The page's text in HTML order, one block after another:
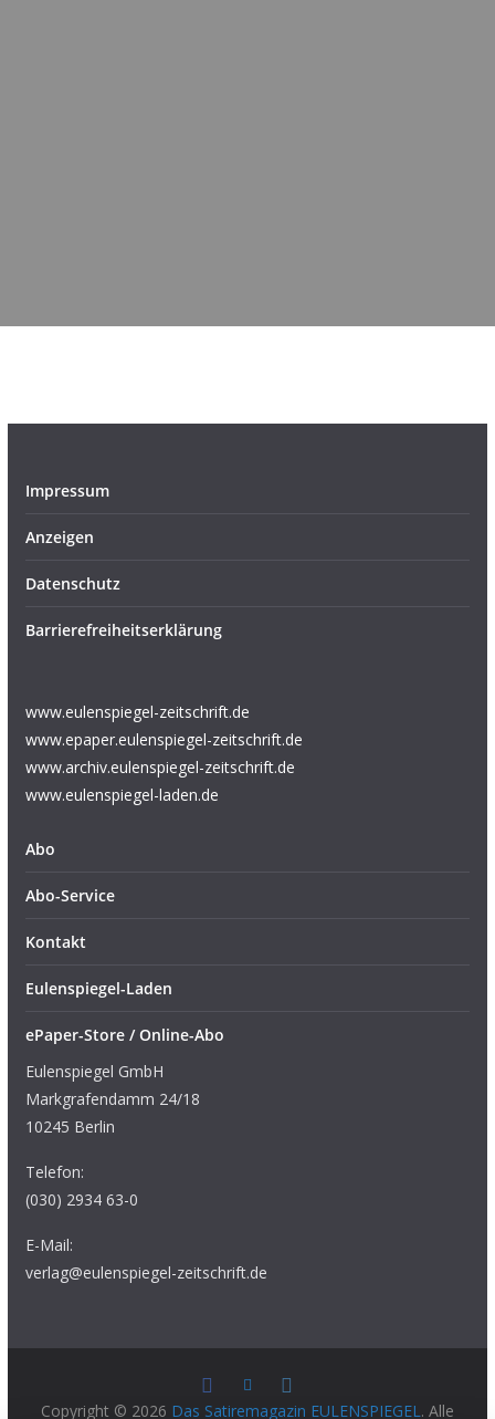
Impressum
Anzeigen
Datenschutz
Barrierefreiheitserklärung
www.eulenspiegel-zeitschrift.de
www.epaper.eulenspiegel-zeitschrift.de
www.archiv.eulenspiegel-zeitschrift.de
www.eulenspiegel-laden.de
Abo
Abo-Service
Kontakt
Eulenspiegel-Laden
ePaper-Store / Online-Abo
Eulenspiegel GmbH
Markgrafendamm 24/18
10245 Berlin
Telefon:
(030) 2934 63-0
E-Mail:
verlag@eulenspiegel-zeitschrift.de
Copyright © 2026 Das Satiremagazin EULENSPIEGEL. Alle